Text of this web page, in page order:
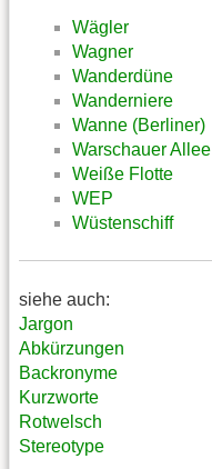
Wägler
Wagner
Wanderdüne
Wanderniere
Wanne (Berliner)
Warschauer Allee
Weiße Flotte
WEP
Wüstenschiff
siehe auch:
Jargon
Abkürzungen
Backronyme
Kurzworte
Rotwelsch
Stereotype